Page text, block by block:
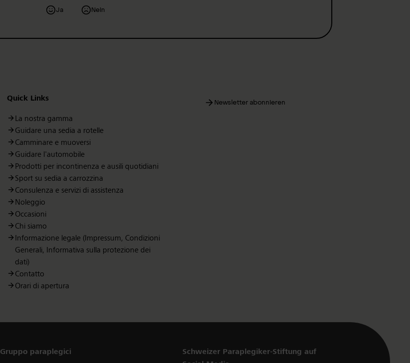
Ja Nein
Quick Links
La nostra gamma
Guidare una sedia a rotelle
Camminare e muoversi
Guidare l'automobile
Prodotti per incontinenza e ausili quotidiani
Sport su sedia a carrozzina
Consulenza e servizi di assistenza
Noleggio
Occasioni
Chi siamo
Informazione legale (Impressum, Condizioni
Generali, Informativa sulla protezione dei
dati)
Contatto
Orari di apertura
Newsletter abonnieren
Links
Gruppo paraplegici
Schweizer Paraplegiker-Stiftung auf